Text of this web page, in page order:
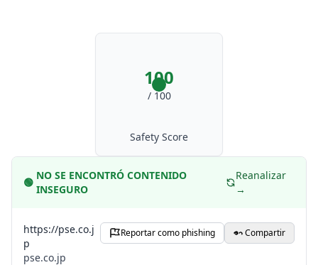
100
/ 100
Safety Score
🟢
NO SE ENCONTRÓ CONTENIDO
INSEGURO
Reanalizar
→
https://pse.co.j
p
pse.co.jp
Reportar como phishing Compartir